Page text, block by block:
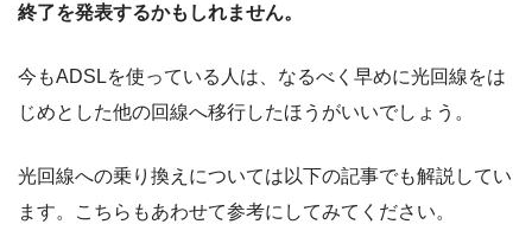
終了を発表するかもしれません。
今もADSLを使っている人は、なるべく早めに光回線をは
じめとした他の回線へ移行したほうがいいでしょう。
光回線への乗り換えについては以下の記事でも解説してい
ます。こちらもあわせて参考にしてみてください。